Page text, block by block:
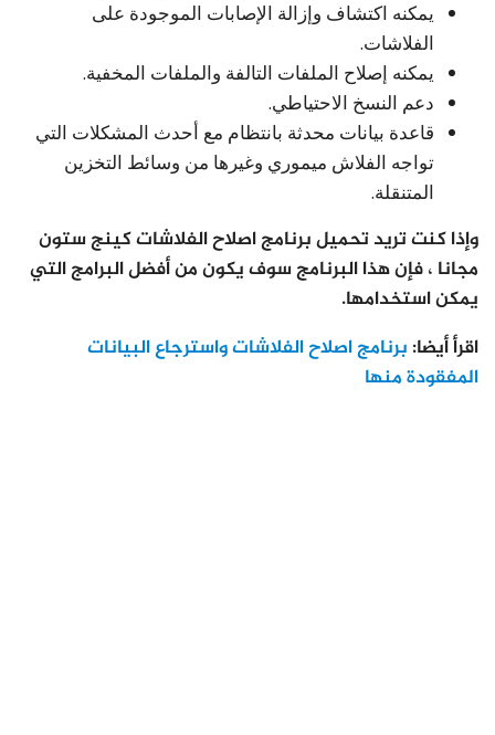
يمكنه اكتشاف وإزالة الإصابات الموجودة على
الفلاشات.
يمكنه إصلاح الملفات التالفة والملفات المخفية.
دعم النسخ الاحتياطي.
قاعدة بيانات محدثة بانتظام مع أحدث المشكلات التي
تواجه الفلاش ميموري وغيرها من وسائط التخزين
المتنقلة.
وإذا كنت تريد تحميل برنامج اصلاح الفلاشات كينج ستون
مجانا ، فإن هذا البرنامج سوف يكون من أفضل البرامج التي
يمكن استخدامها.
اقرأ أيضا: برنامج اصلاح الفلاشات واسترجاع البيانات
المفقودة منها